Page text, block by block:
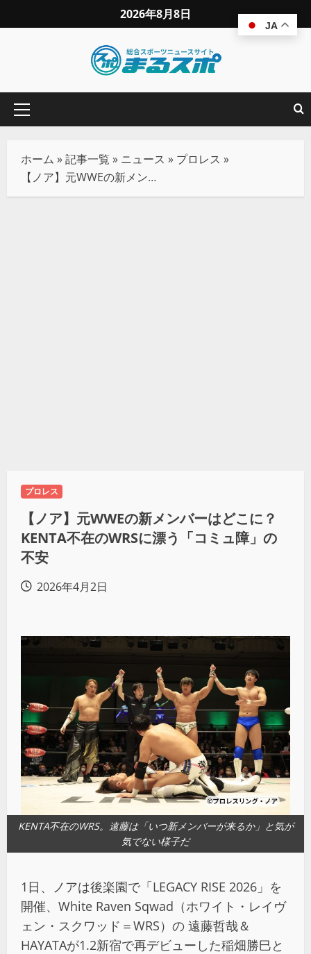
2026年8月8日
ホーム »記事一覧 » ニュース » プロレス »
【ノア】元WWEの新メンバーはどこに？KENTA不在のWRSに漂う「コミュ障」の不安
プロレス
【ノア】元WWEの新メンバーはどこに？
KENTA不在のWRSに漂う「コミュ障」の
不安
2026年4月2日
KENTA不在のWRS。遠藤は「いつ新メンバーが来るか」と気が
気でない様子だ
1日、ノアは後楽園で「LEGACY RISE 2026」を
開催、White Raven Sqwad（ホワイト・レイヴ
ェン・スクワッド＝WRS）の 遠藤哲哉＆
HAYATAが1.2新宿で再デビューした稲畑勝巳と
JA